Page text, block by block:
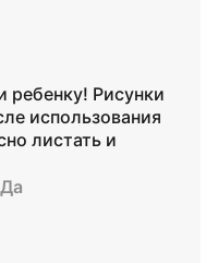
ребенку! Рисунки
использования
листать и
Да